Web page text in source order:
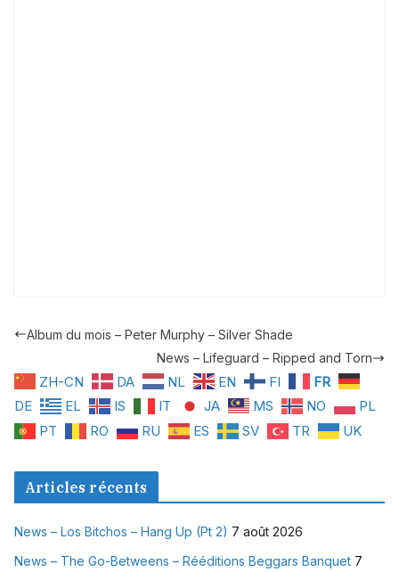
Album du mois – Peter Murphy – Silver Shade
News – Lifeguard – Ripped and Torn
ZH-CN DA NL EN FI
FR
DE
EL IS IT JA MS NO
PL
PT
RO RU ES SV TR UK
Articles récents
News – Los Bitchos – Hang Up (Pt 2) 7 août 2026
News – The Go-Betweens – Rééditions Beggars Banquet 7